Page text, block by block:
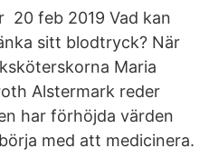
20 feb 2019 Vad kan
sitt blodtryck? När
Maria
Alstermark reder
har förhöjda värden
med att medicinera.